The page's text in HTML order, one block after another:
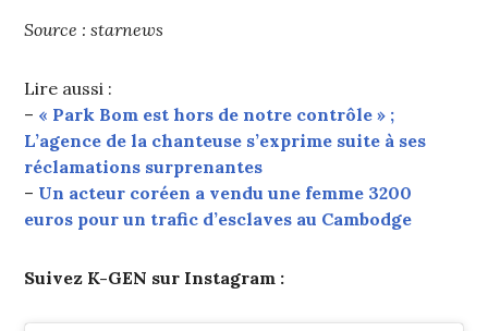
Source : starnews
Lire aussi :
– « Park Bom est hors de notre contrôle » ;
L’agence de la chanteuse s’exprime suite à ses
réclamations surprenantes
– Un acteur coréen a vendu une femme 3200
euros pour un trafic d’esclaves au Cambodge
Suivez K-GEN sur Instagram :